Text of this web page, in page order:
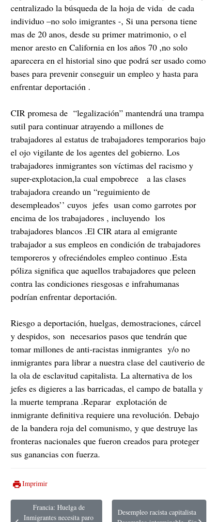
centralizado la búsqueda de la hoja de vida de cada
individuo –no solo imigrantes -, Si una persona tiene
mas de 20 anos, desde su primer matrimonio, o el
menor aresto en California en los años 70 ,no solo
aparecera en el historial sino que podrá ser usado como
bases para prevenir conseguir un empleo y hasta para
enfrentar deportación .
CIR promesa de “legalización” mantendrá una trampa
sutil para continuar atrayendo a millones de
trabajadores al estatus de trabajadores temporarios bajo
el ojo vigilante de los agentes del gobierno. Los
trabajadores inmigrantes son víctimas del racismo y
super-explotacion,la cual empobrece a las clases
trabajadora creando un “reguimiento de
desempleados’’ cuyos jefes usan como garrotes por
encima de los trabajadores , incluyendo los
trabajadores blancos .El CIR atara al emigrante
trabajador a sus empleos en condición de trabajadores
temporeros y ofreciéndoles empleo continuo .Esta
póliza significa que aquellos trabajadores que peleen
contra las condiciones riesgosas e infrahumanas
podrían enfrentar deportación.
Riesgo a deportación, huelgas, demostraciones, cárcel
y despidos, son necesarios pasos que tendrán que
tomar millones de anti-racistas inmigrantes y/o no
inmigrantes para librar a nuestra clase del cautiverio de
la ola de esclavitud capitalista. La alternativa de los
jefes es digieres a las barricadas, el campo de batalla y
la muerte temprana .Reparar explotación de
inmigrante definitiva requiere una revolución. Debajo
de la bandera roja del comunismo, y que destruye las
fronteras nacionales que fueron creados para proteger
sus ganancias con fuerza.
Imprimir
Francia: Huelga de
Inmigrantes necesita paro
Desempleo racista capitalista